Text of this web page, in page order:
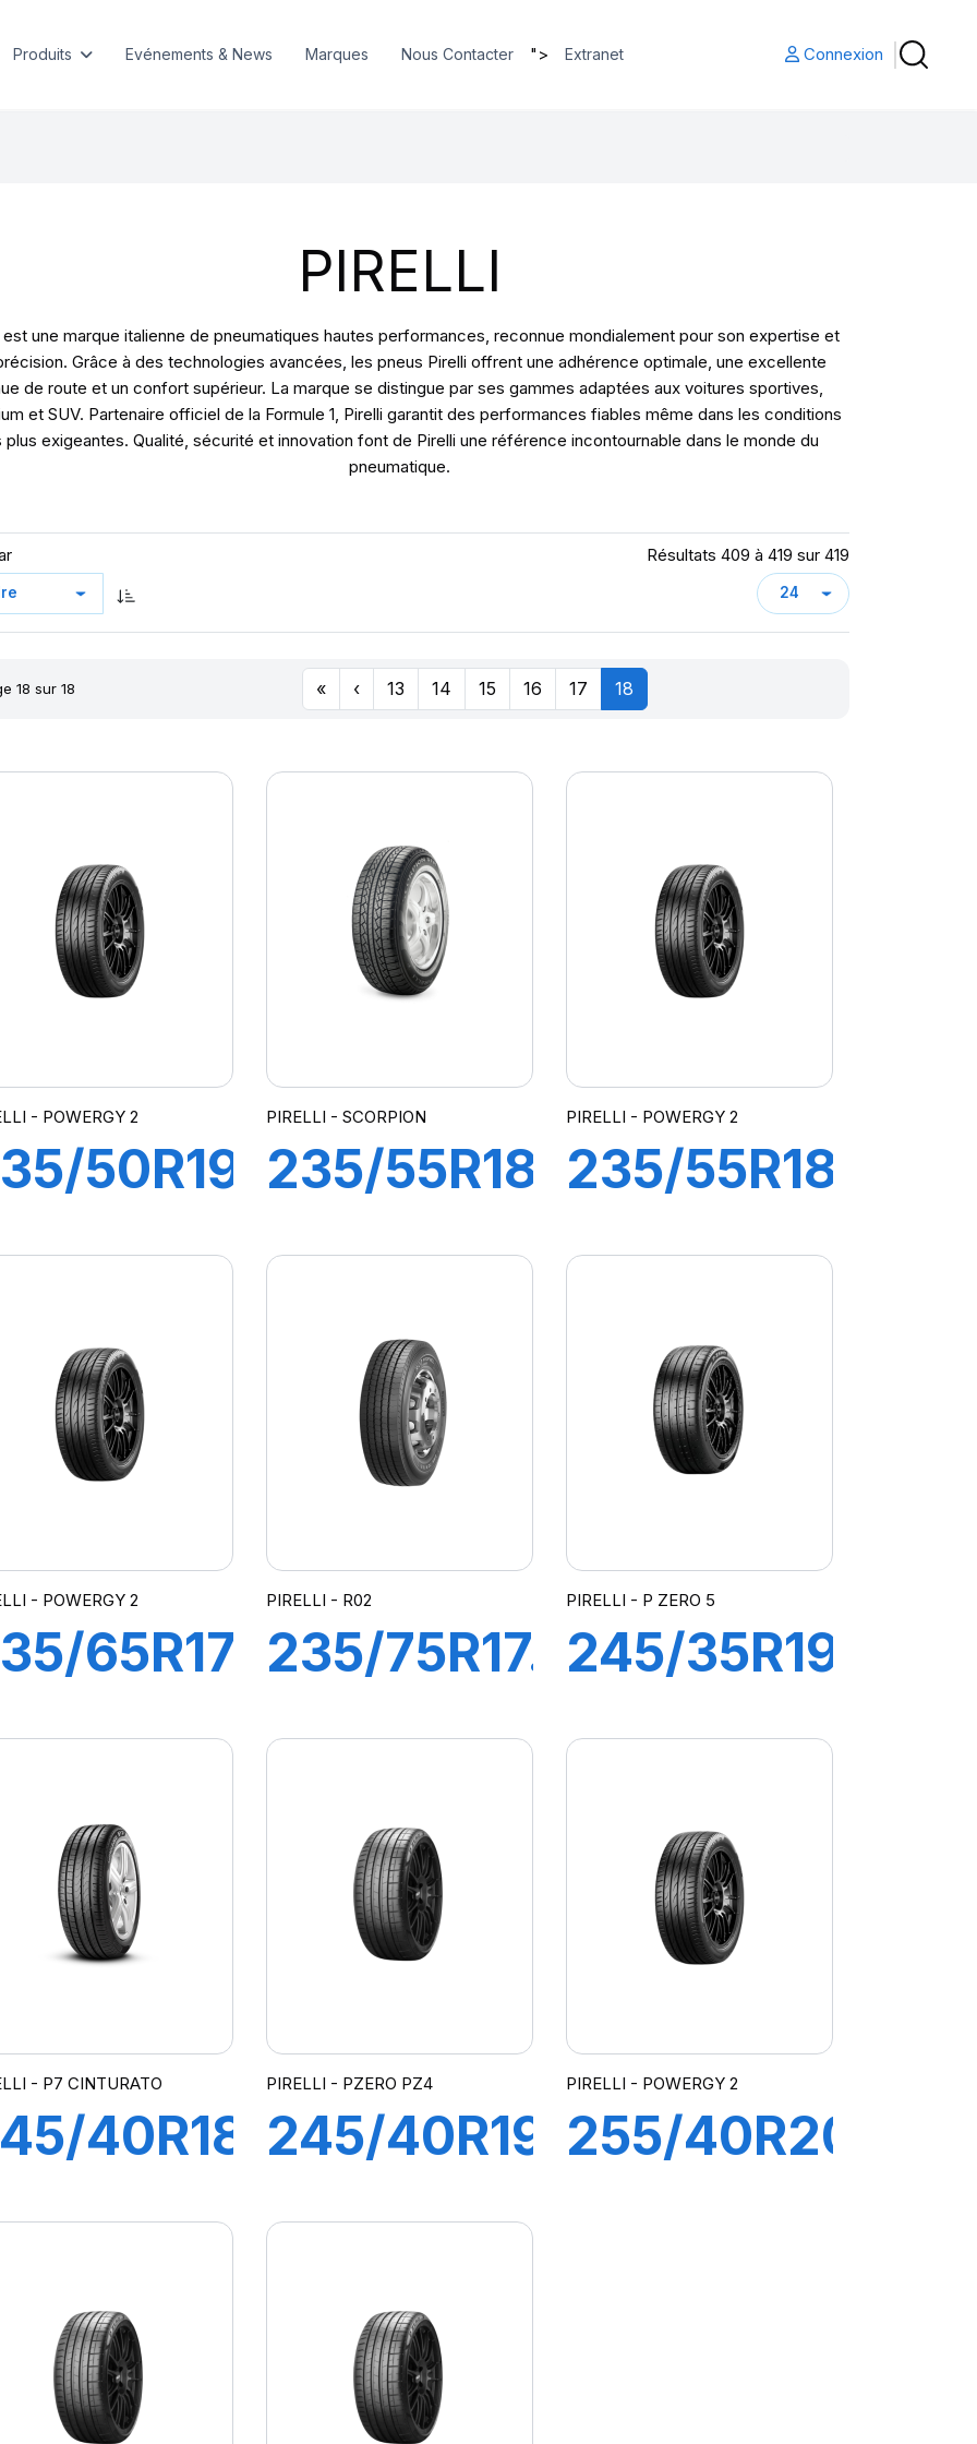
Produits Evénements & News Marques Nous Contacter "> Extranet Connexion
PIRELLI
est une marque italienne de pneumatiques hautes performances, reconnue mondialement pour son expertise et
Grâce à des technologies avancées, les pneus Pirelli offrent une adhérence optimale, une excellente
de route et un confort supérieur. La marque se distingue par ses gammes adaptées aux voitures sportives,
et SUV. Partenaire officiel de la Formule 1, Pirelli garantit des performances fiables même dans les conditions
plus exigeantes. Qualité, sécurité et innovation font de Pirelli une référence incontournable dans le monde du
pneumatique.
Résultats 409 à 419 sur 419
18 sur 18 « ‹ 13 14 15 16 17 18
- POWERGY 2
50R19
PIRELLI - SCORPION
235/55R18
PIRELLI - POWERGY 2
235/55R18
- POWERGY 2
65R17
PIRELLI - R02
235/75R17.5
PIRELLI - P ZERO 5
245/35R19
- P7 CINTURATO
40R18
PIRELLI - PZERO PZ4
245/40R19
PZ4(*)
PIRELLI - POWERGY 2
255/40R20